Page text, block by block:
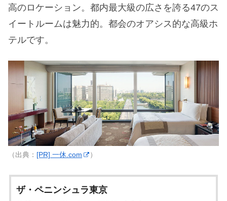
高のロケーション。都内最大級の広さを誇る47のス
イートルームは魅力的。都会のオアシス的な高級ホ
テルです。
（出典： [PR] 一休.com ）
ザ・ペニンシュラ東京